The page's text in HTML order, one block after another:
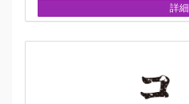
詳細